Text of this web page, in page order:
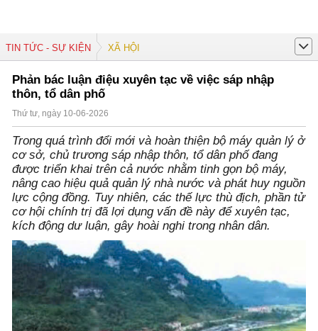
TIN TỨC - SỰ KIỆN XÃ HỘI
Phản bác luận điệu xuyên tạc về việc sáp nhập
thôn, tổ dân phố
Thứ tư, ngày 10-06-2026
Trong quá trình đổi mới và hoàn thiện bộ máy quản lý ở
cơ sở, chủ trương sáp nhập thôn, tổ dân phố đang
được triển khai trên cả nước nhằm tinh gọn bộ máy,
nâng cao hiệu quả quản lý nhà nước và phát huy nguồn
lực cộng đồng. Tuy nhiên, các thế lực thù địch, phần tử
cơ hội chính trị đã lợi dụng vấn đề này để xuyên tạc,
kích động dư luận, gây hoài nghi trong nhân dân.